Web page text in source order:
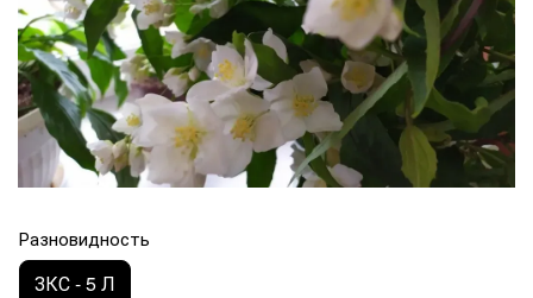
Разновидность
ЗКС - 5 Л